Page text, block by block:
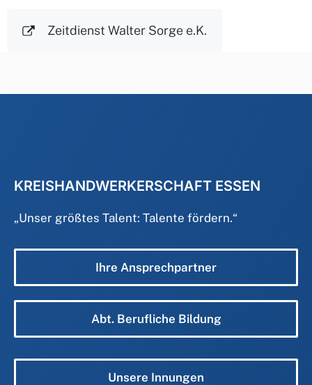
Zeitdienst Walter Sorge e.K.
KREISHANDWERKERSCHAFT ESSEN
„Unser größtes Talent: Talente fördern.“
Ihre Ansprechpartner
Abt. Berufliche Bildung
Unsere Innungen